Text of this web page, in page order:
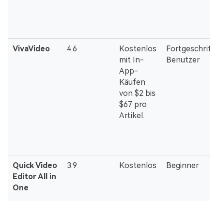
VivaVideo 4.6
Kostenlos
mit In-
App-
Käufen
von $2 bis
$67 pro
Artikel.
Benutzer
Quick Video
Editor All in
One
3.9 Kostenlos Beginner